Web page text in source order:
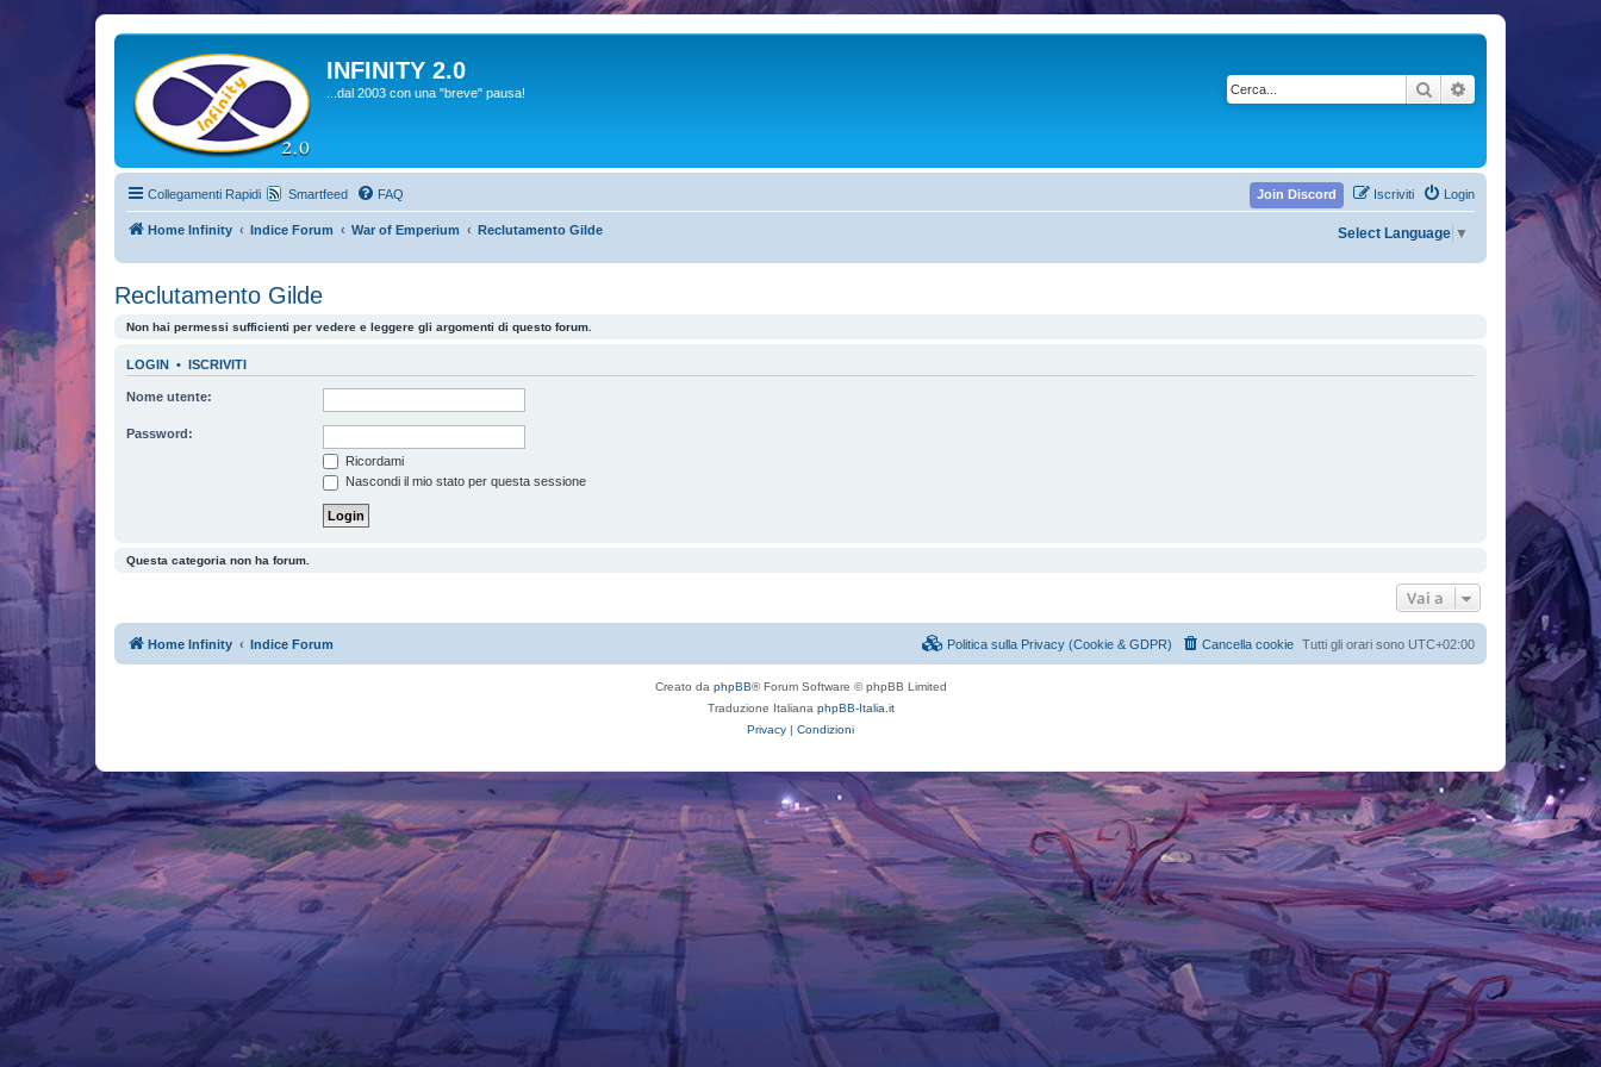
INFINITY 2.0
...dal 2003 con una "breve" pausa! Cerca
Collegamenti Rapidi Smartfeed FAQ Login
Iscriviti
Join Discord
Home Infinity Indice Forum War of Emperium Reclutamento Gilde Select Language ▼
Reclutamento Gilde
Non hai permessi sufficienti per vedere e leggere gli argomenti di questo forum.
LOGIN • ISCRIVITI
Nome utente:
Password:
Ricordami
Nascondi il mio stato per questa sessione
Questa categoria non ha forum.
Vai a
Home Infinity Indice Forum Tutti gli orari sono UTC+02:00
Cancella cookie
Politica sulla Privacy (Cookie & GDPR)
Creato da phpBB® Forum Software © phpBB Limited
Traduzione Italiana phpBB-Italia.it
Privacy | Condizioni